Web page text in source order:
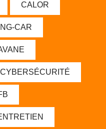
CALOR
CAR
CYBERSÉCURITÉ